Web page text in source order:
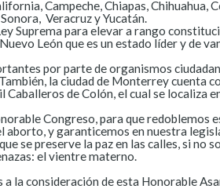
Campeche, Chiapas, Chihuahua,
Veracruz y Yucatán.
Suprema para elevar a rango
León que es un estado líder y de
por parte de organismos
la ciudad de Monterrey cuenta
de Colón, el cual se
Congreso, para que redoblemos
aborto, y garanticemos en nuestra
se preserve la paz en las calles, si no
el vientre materno.
la consideración de esta Honorable